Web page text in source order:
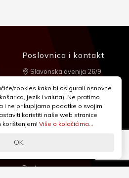
Podrška
Dostava
Poslovnica i kontakt
Slavonska avenija 26/9
+385 1 2455 950
webshop@iqcentar.hr
Pon - Pet od 9 - 17h
cookies kako bi osigurali osnovne
jezik i valuta). Ne pratimo
i ne prikupljamo podatke o svojim
koristiti naše web stranice
korištenjem! Više o kolačićima...
OK